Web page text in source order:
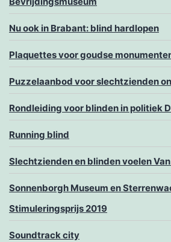
Nu ook in Brabant: blind hardlopen
Plaquettes voor goudse
Puzzelaanbod voor slechtzienden
Rondleiding voor blinden in politiek
Running blind
Slechtzienden en blinden voelen
Sonnenborgh Museum en
Stimuleringsprijs 2019
Soundtrack city